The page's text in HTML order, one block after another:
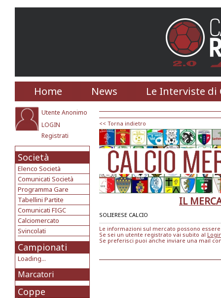
Home News Le Interviste di
Utente Anonimo
LOGIN
Registrati
Società
Elenco Società
Comunicati Società
Programma Gare
Tabellini Partite
Comunicati FIGC
Calciomercato
Svincolati
Campionati
Loading...
Marcatori
Coppe
<< Torna indietro
IL
SOLIERESE CALCIO
Le informazioni sul mercato possono
Se sei un utente registrato vai subito al
Se preferisci puoi anche inviare una mail